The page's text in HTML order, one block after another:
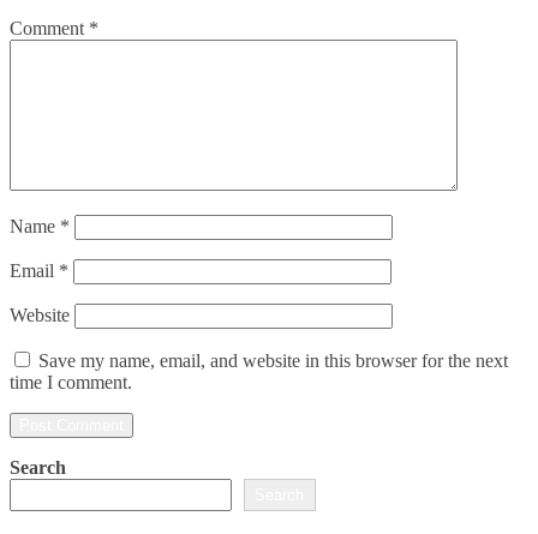
Comment *
Name *
Email *
Website
Save my name, email, and website in this browser for the next
time I comment.
Search